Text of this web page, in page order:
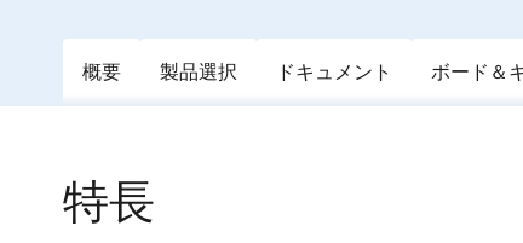
概要 製品選択 ドキュメント ボード＆
特長